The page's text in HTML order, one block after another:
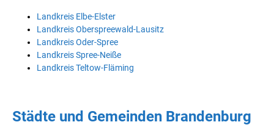
Landkreis Elbe-Elster
Landkreis Oberspreewald-Lausitz
Landkreis Oder-Spree
Landkreis Spree-Neiße
Landkreis Teltow-Fläming
Städte und Gemeinden Brandenburg